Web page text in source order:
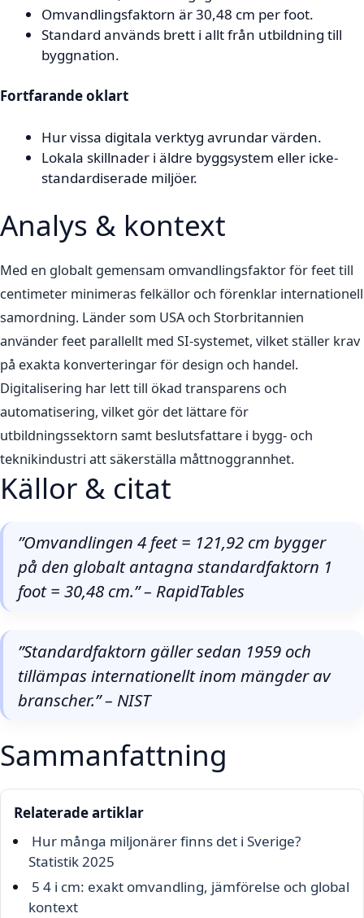
Omvandlingsfaktorn är 30,48 cm per foot.
Standard används brett i allt från utbildning till
byggnation.
Fortfarande oklart
Hur vissa digitala verktyg avrundar värden.
Lokala skillnader i äldre byggsystem eller icke-
standardiserade miljöer.
Analys & kontext
Med en globalt gemensam omvandlingsfaktor för feet till
centimeter minimeras felkällor och förenklar internationell
samordning. Länder som USA och Storbritannien
använder feet parallellt med SI-systemet, vilket ställer krav
på exakta konverteringar för design och handel.
Digitalisering har lett till ökad transparens och
automatisering, vilket gör det lättare för
utbildningssektorn samt beslutsfattare i bygg- och
teknikindustri att säkerställa måttnoggrannhet.
Källor & citat
”Omvandlingen 4 feet = 121,92 cm bygger
på den globalt antagna standardfaktorn 1
foot = 30,48 cm.” – RapidTables
”Standardfaktorn gäller sedan 1959 och
tillämpas internationellt inom mängder av
branscher.” – NIST
Sammanfattning
Relaterade artiklar
Hur många miljonärer finns det i Sverige?
Statistik 2025
5 4 i cm: exakt omvandling, jämförelse och global
kontext